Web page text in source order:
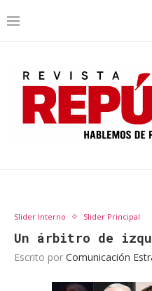
Slider Interno Slider Principal
Un árbitro de
Escrito por Comunicación